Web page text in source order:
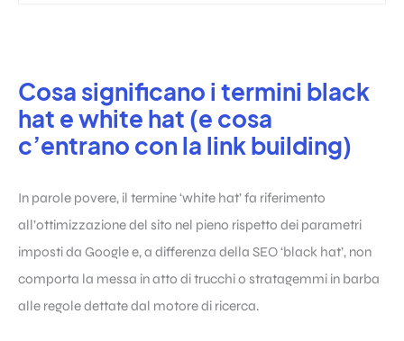
Cosa significano i termini black
hat e white hat (e cosa
c’entrano con la link building)
In parole povere, il termine ‘white hat’ fa riferimento
all’ottimizzazione del sito nel pieno rispetto dei parametri
imposti da Google e, a differenza della SEO ‘black hat’, non
comporta la messa in atto di trucchi o stratagemmi in barba
alle regole dettate dal motore di ricerca.